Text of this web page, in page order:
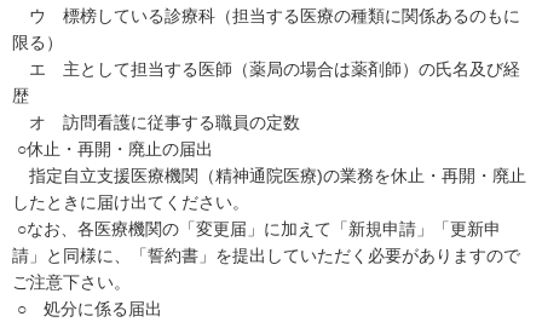
ウ 標榜している診療科（担当する医療の種類に関係あるのもに
限る）
エ 主として担当する医師（薬局の場合は薬剤師）の氏名及び経
歴
オ 訪問看護に従事する職員の定数
○休止・再開・廃止の届出
指定自立支援医療機関（精神通院医療)の業務を休止・再開・廃止
したときに届け出てください。
○なお、各医療機関の「変更届」に加えて「新規申請」「更新申
請」と同様に、「誓約書」を提出していただく必要がありますので
ご注意下さい。
○ 処分に係る届出